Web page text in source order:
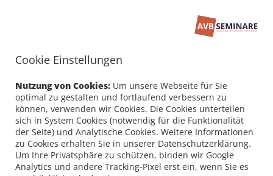
Cookie Einstellungen
Nutzung von Cookies: Um unsere Webseite für Sie
optimal zu gestalten und fortlaufend verbessern zu
können, verwenden wir Cookies. Die Cookies unterteilen
sich in System Cookies (notwendig für die Funktionalität
der Seite) und Analytische Cookies. Weitere Informationen
zu Cookies erhalten Sie in unserer Datenschutzerklärung.
Um Ihre Privatsphäre zu schützen, binden wir Google
Analytics und andere Tracking-Pixel erst ein, wenn Sie es
Seminarbuchung
PERSÖNLICHE DATEN /
RECHNUNGSANSCHRIFT
Firma